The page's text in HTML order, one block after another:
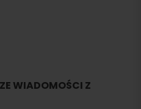
WIADOMOŚCI Z